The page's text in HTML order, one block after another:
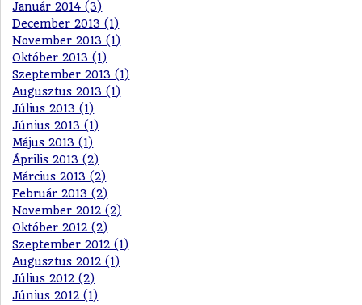
Január 2014 (3)
December 2013 (1)
November 2013 (1)
Október 2013 (1)
Szeptember 2013 (1)
Augusztus 2013 (1)
Július 2013 (1)
Június 2013 (1)
Május 2013 (1)
Április 2013 (2)
Március 2013 (2)
Február 2013 (2)
November 2012 (2)
Október 2012 (2)
Szeptember 2012 (1)
Augusztus 2012 (1)
Július 2012 (2)
Június 2012 (1)